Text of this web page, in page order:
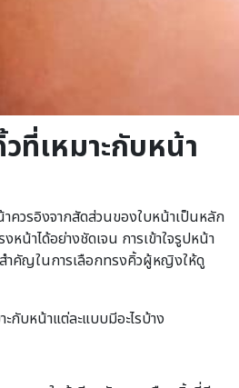
ที่เหมาะกับหน้า
าควรอิงจากสัดส่วนของใบหน้าเป็นหลัก
หน้าได้อย่างชัดเจน การเข้าใจรูปหน้า
ำคัญในการเลือกทรงคิ้วผู้หญิงให้ดู
กับหน้าแต่ละแบบมีอะไรบ้าง